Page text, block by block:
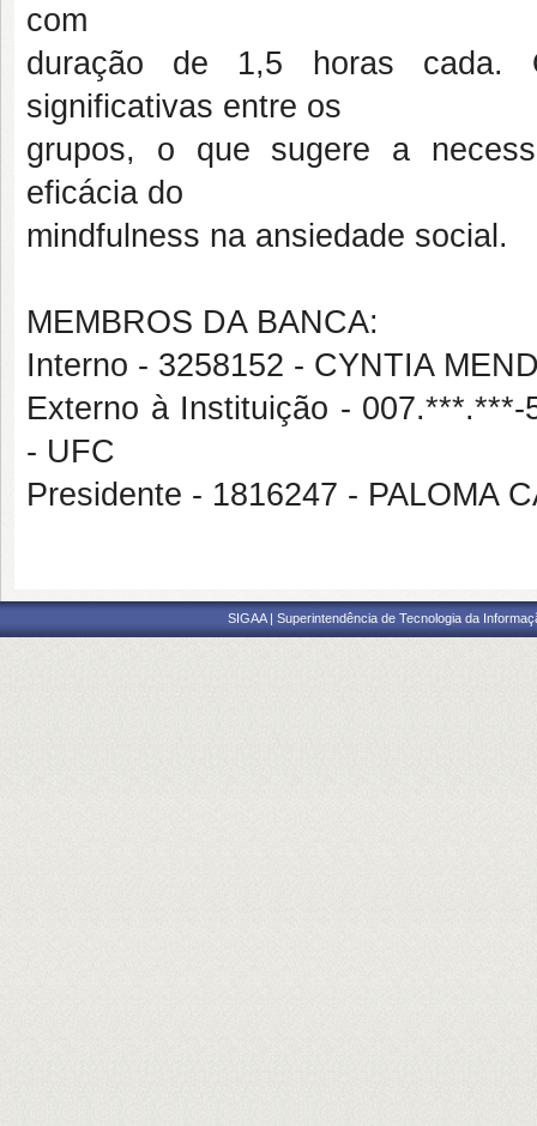
com
duração de 1,5 horas cada.
significativas entre os
grupos, o que sugere a
eficácia do
mindfulness na ansiedade social.
MEMBROS DA BANCA:
Interno - 3258152 - CYNTIA
Externo à Instituição -
- UFC
Presidente - 1816247 - PALOMA
SIGAA | Superintendência de Tecnologia da